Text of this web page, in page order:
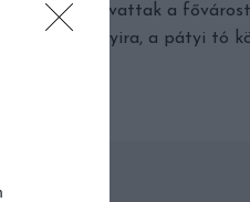
Tanösvényt avattak a
egy kőhajításnyira, a pátyi tó